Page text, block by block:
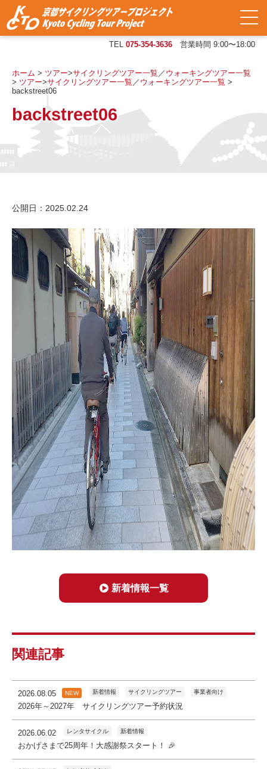
TEL 075-354-3636 営業時間 9:00〜18:00
公開日：2025.02.24
ホーム > ツアー>サイクリングツアー一覧 ／ ウォーキングツアー一覧
> ツアー>サイクリングツアー一覧 ／ ウォーキングツアー一覧 >
backstreet06
backstreet06
新着情報一覧
関連記事
2026.08.05 NEW 新着情報 サイクリングツアー 事業者向け
2026年～2027年 サイクリングツアー予約状況
2026.06.02 レンタサイクル 新着情報
おかげさまで25周年！大感謝祭スタート！ 🎉